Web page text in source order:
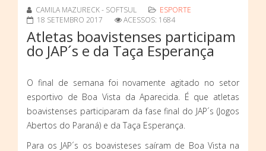
CAMILA MAZURECK - SOFTSUL
ESPORTE
18 SETEMBRO 2017
ACESSOS: 1684
Atletas boavistenses participam
do JAP´s e da Taça Esperança
O final de semana foi novamente agitado no setor
esportivo de Boa Vista da Aparecida. É que atletas
boavistenses participaram da fase final do JAP´s (Jogos
Abertos do Paraná) e da Taça Esperança.
Para os JAP´s os boavisteses saíram de Boa Vista na